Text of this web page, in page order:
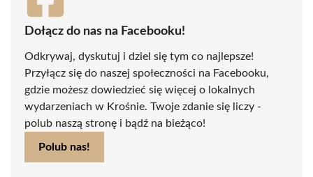
Dołącz do nas na Facebooku!
Odkrywaj, dyskutuj i dziel się tym co najlepsze!
Przyłącz się do naszej społeczności na Facebooku,
gdzie możesz dowiedzieć się więcej o lokalnych
wydarzeniach w Krośnie. Twoje zdanie się liczy -
polub naszą stronę i bądź na bieżąco!
Polub nas!